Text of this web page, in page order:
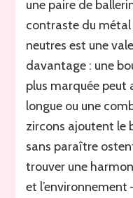
une paire de
contraste du
neutres est une
davantage : une
plus marquée peut
longue ou une
zircons ajoutent le
sans paraître
trouver une
et l’environnement